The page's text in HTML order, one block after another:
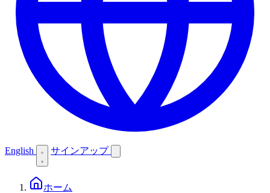
English サインアップ
ホーム